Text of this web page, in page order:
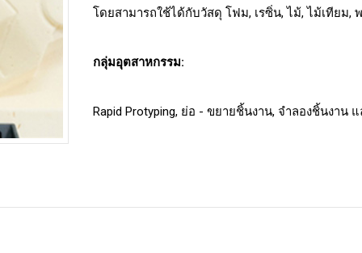
โดยสามารถใช้ได้กับวัสดุ โฟม, เรซิ่น, ไม้, ไม้เทียม,
กลุ่มอุตสาหกรรม:
Rapid Protyping, ย่อ - ขยายชิ้นงาน, จำลองชิ้นงาน